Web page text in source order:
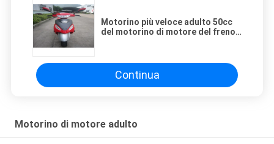
Motorino più veloce adulto 50cc
del motorino di motore del freno
Continua
Motorino di motore adulto